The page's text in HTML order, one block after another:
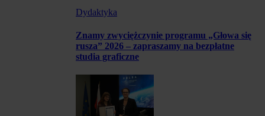
Dydaktyka
Znamy zwyciężczynie programu „Głowa się
rusza” 2026 – zapraszamy na bezpłatne
studia graficzne